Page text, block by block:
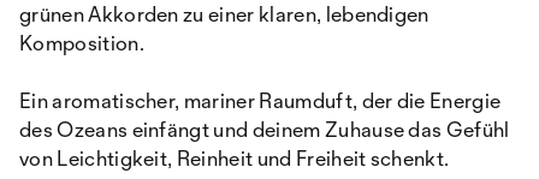
grünen Akkorden zu einer klaren, lebendigen
Komposition.
Ein aromatischer, mariner Raumduft, der die Energie
des Ozeans einfängt und deinem Zuhause das Gefühl
von Leichtigkeit, Reinheit und Freiheit schenkt.